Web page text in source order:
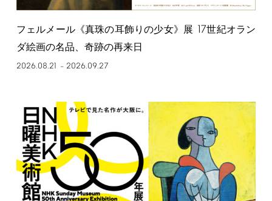
フェルメール《真珠の耳飾りの少女》展 17世紀オラン
ダ絵画の名品、奇跡の再来日
2026.08.21 – 2026.09.27